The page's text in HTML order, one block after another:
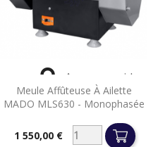
Meule Affûteuse À Ailette
MADO MLS630 - Monophasée
Prix1 550,00 €
 Aperçu rapide